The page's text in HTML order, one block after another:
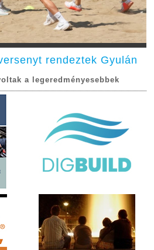
rendeztek Gyulán
a legeredményesebbek